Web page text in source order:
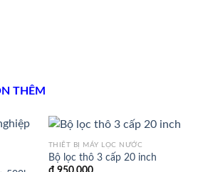
THÊM
THIẾT BỊ MÁY LỌC NƯỚC
Bộ lọc thô 3 cấp 20 inch